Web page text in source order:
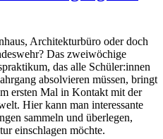
Architekturbüro oder doch
Das zweiwöchige
das alle Schüler:innen
absolvieren müssen, bringt
ersten Mal in Kontakt mit der
Hier kann man interessante
sammeln und überlegen,
einschlagen möchte.